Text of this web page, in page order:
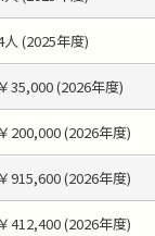
人 (2025年度)
35,000 (2026年度)
200,000 (2026年度)
915,600 (2026年度)
412,400 (2026年度)